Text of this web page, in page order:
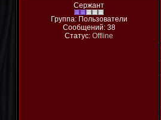
Сержант
Группа: Пользователи
Сообщений: 38
Статус: Offline